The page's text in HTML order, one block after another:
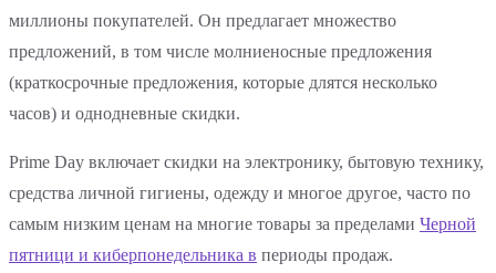
миллионы покупателей. Он предлагает множество
предложений, в том числе молниеносные предложения
(краткосрочные предложения, которые длятся несколько
часов) и однодневные скидки.
Prime Day включает скидки на электронику, бытовую технику,
средства личной гигиены, одежду и многое другое, часто по
самым низким ценам на многие товары за пределами Черной
пятници и киберпонедельника в периоды продаж.